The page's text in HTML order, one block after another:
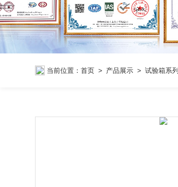
当前位置： 首页 > 产品展示 > 试验箱系列